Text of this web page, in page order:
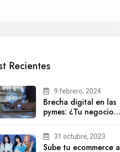
Recientes
9 febrero, 2024
Brecha digital en las
pymes: ¿Tu negocio
futuro?31 octubre, 2023
Sube tu ecommerce a